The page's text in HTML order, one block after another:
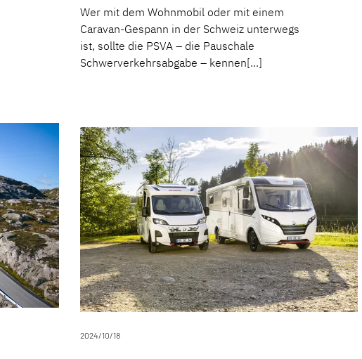
Wer mit dem Wohnmobil oder mit einem
Caravan-Gespann in der Schweiz unterwegs
ist, sollte die PSVA – die Pauschale
Schwerverkehrsabgabe – kennen[...]
2024/10/18